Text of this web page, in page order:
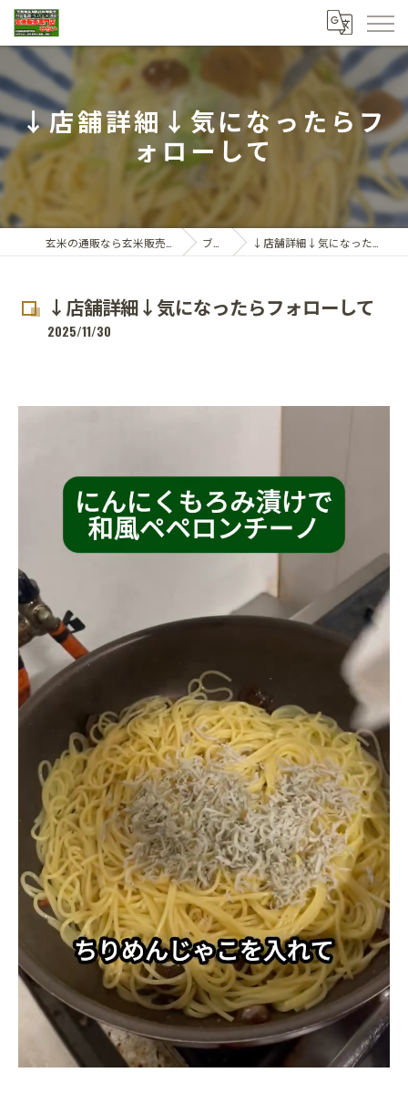
↓店舗詳細↓気になったらフ
ォローして
ブログ ↓店舗詳細↓気になったらフォローして
↓店舗詳細↓気になったらフォローして
2025/11/30